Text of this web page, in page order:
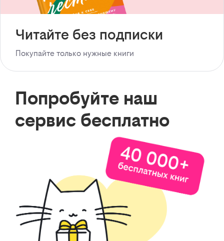
Читайте без подписки
Покупайте только нужные книги
Попробуйте наш
сервис бесплатно